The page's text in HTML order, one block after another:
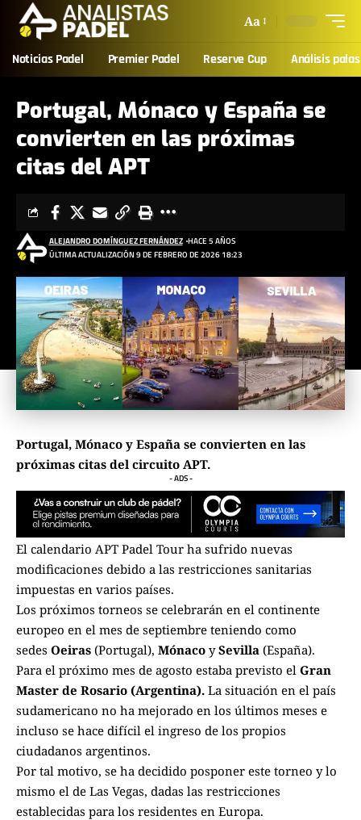
Aa
Noticias Padel Premier Padel Reserve Cup Análisis palas
Portugal, Mónaco y España se
convierten en las próximas
citas del APT
ÚLTIMA ACTUALIZACIÓN 9 DE FEBRERO DE 2026 18:23
ALEJANDRO DOMÍNGUEZ FERNÁNDEZ HACE 5 AÑOS
Portugal, Mónaco y España se convierten en las
próximas citas del circuito APT.
- ADS -
El calendario APT Padel Tour ha sufrido nuevas
modificaciones debido a las restricciones sanitarias
impuestas en varios países.
Los próximos torneos se celebrarán en el continente
europeo en el mes de septiembre teniendo como
sedes Oeiras (Portugal), Mónaco ySevilla (España).
Para el próximo mes de agosto estaba previsto el Gran
Master de Rosario (Argentina). La situación en el país
sudamericano no ha mejorado en los últimos meses e
incluso se hace difícil el ingreso de los propios
ciudadanos argentinos.
Por tal motivo, se ha decidido posponer este torneo y lo
mismo el de Las Vegas, dadas las restricciones
establecidas para los residentes en Europa.